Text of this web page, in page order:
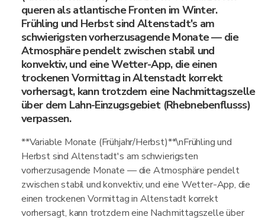
queren als atlantische Fronten im Winter.
Frühling und Herbst sind Altenstadt's am
schwierigsten vorherzusagende Monate — die
Atmosphäre pendelt zwischen stabil und
konvektiv, und eine Wetter-App, die einen
trockenen Vormittag in Altenstadt korrekt
vorhersagt, kann trotzdem eine Nachmittagszelle
über dem Lahn-Einzugsgebiet (Rhebnebenflusss)
verpassen.
**Variable Monate (Frühjahr/Herbst)**\nFrühling und
Herbst sind Altenstadt's am schwierigsten
vorherzusagende Monate — die Atmosphäre pendelt
zwischen stabil und konvektiv, und eine Wetter-App, die
einen trockenen Vormittag in Altenstadt korrekt
vorhersagt, kann trotzdem eine Nachmittagszelle über